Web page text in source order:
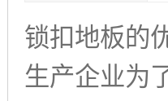
锁扣地板的
生产企业为